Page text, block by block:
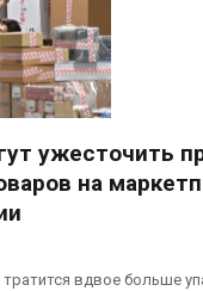
ужесточить
на
вдвое больше